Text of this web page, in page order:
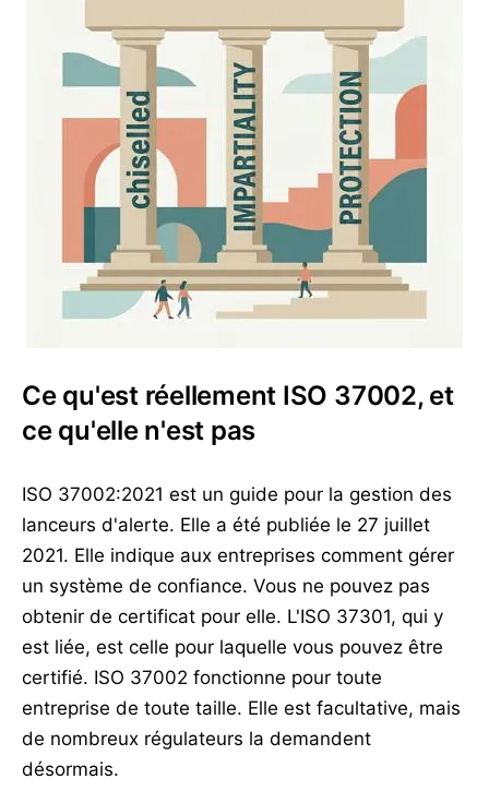
Ce qu'est réellement ISO 37002, et
ce qu'elle n'est pas
ISO 37002:2021 est un guide pour la gestion des
lanceurs d'alerte. Elle a été publiée le 27 juillet
2021. Elle indique aux entreprises comment gérer
un système de confiance. Vous ne pouvez pas
obtenir de certificat pour elle. L'ISO 37301, qui y
est liée, est celle pour laquelle vous pouvez être
certifié. ISO 37002 fonctionne pour toute
entreprise de toute taille. Elle est facultative, mais
de nombreux régulateurs la demandent
désormais.